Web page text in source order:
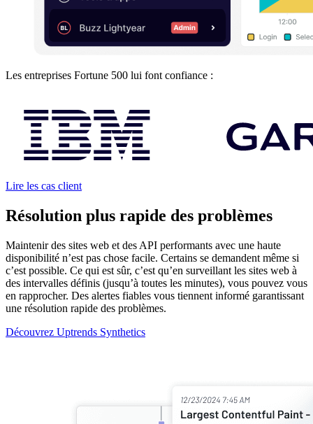
Les entreprises Fortune 500 lui font confiance :
Lire les cas client
Résolution plus rapide des problèmes
Maintenir des sites web et des API performants avec une haute
disponibilité n’est pas chose facile. Certains se demandent même si
c’est possible. Ce qui est sûr, c’est qu’en surveillant les sites web à
des intervalles définis (jusqu’à toutes les minutes), vous pouvez vous
en rapprocher. Des alertes fiables vous tiennent informé garantissant
une résolution rapide des problèmes.
Découvrez Uptrends Synthetics